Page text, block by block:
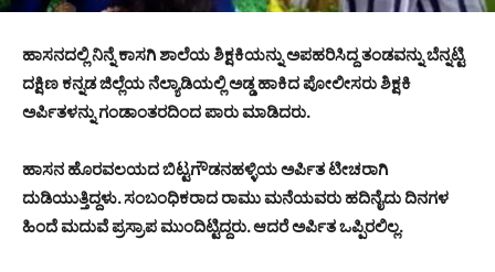
ಹಾಸನದಲ್ಲಿ ನಿನ್ನೆ ಕಾಸಗಿ ಶಾಲೆಯ ಶಿಕ್ಷಕಿಯನ್ನು ಅಪಹರಿಸಿದ್ದ ತಂಡವನ್ನು ಬೆನ್ನಟ್ಟಿ
ದಕ್ಷಿಣ ಕನ್ನಡ ಜಿಲ್ಲೆಯ ನೆಲ್ಯಾಡಿಯಲ್ಲಿ ಅಡ್ಡ ಹಾಕಿದ ಪೋಲೀಸರು ಶಿಕ್ಷಕಿ
ಅರ್ಪಿತಳನ್ನು ಗಂಡಾಂತರದಿಂದ ಪಾರು ಮಾಡಿದರು.
ಹಾಸನ ಹೊರವಲಯದ ಬಿಟ್ಟಗೌಡನಹಳ್ಳಿಯ ಅರ್ಪಿತ ಟೀಚರಾಗಿ
ದುಡಿಯುತ್ತಿದ್ದಳು. ಸಂಬಂಧಿಕರಾದ ರಾಮು ಮನೆಯವರು ಹದಿನೈದು ದಿನಗಳ
ಹಿಂದೆ ಮದುವೆ ಪ್ರಸ್ರಾಪ ಮುಂದಿಟ್ಟಿದ್ದರು. ಆದರೆ ಅರ್ಪಿತ ಒಪ್ಪಿರಲಿಲ್ಲ.